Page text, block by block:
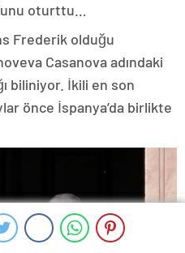
oturttu…
Frederik olduğu
Casanova adındaki
biliniyor. İkili en son
önce İspanya’da birlikte